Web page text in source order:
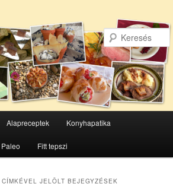
Alapreceptek Konyhapatika
Paleo Fitt tepszi
CÍMKÉVEL JELÖLT BEJEGYZÉSEK